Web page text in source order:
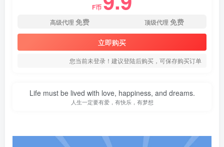
F币
高级代理 免费 顶级代理 免费
立即购买
您当前未登录！建议登陆后购买，可保存购买订单
Life must be lived with love, happiness, and dreams.
人生一定要有爱，有快乐，有梦想